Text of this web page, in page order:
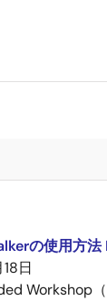
の使用方法
日
Workshop